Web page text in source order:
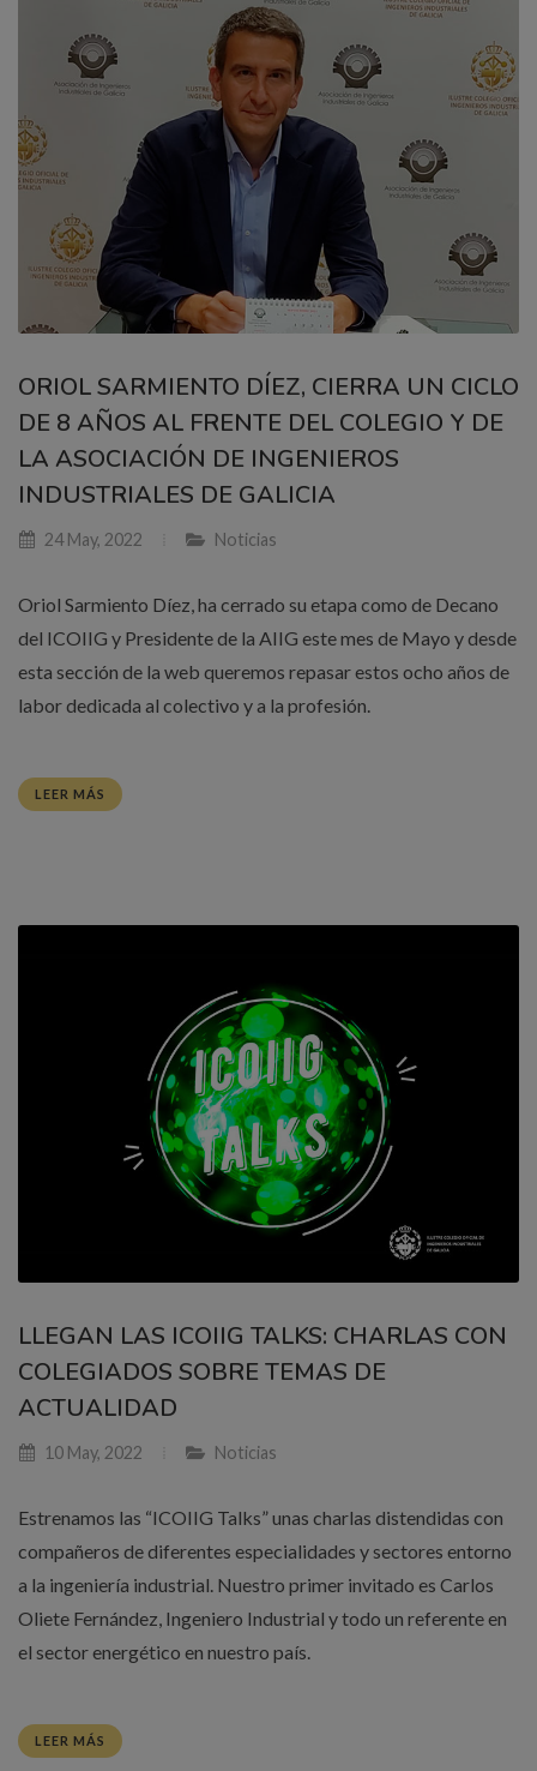
ORIOL SARMIENTO DÍEZ, CIERRA UN CICLO
DE 8 AÑOS AL FRENTE DEL COLEGIO Y DE
LA ASOCIACIÓN DE INGENIEROS
INDUSTRIALES DE GALICIA
24 May, 2022 Noticias
Oriol Sarmiento Díez, ha cerrado su etapa como de Decano
del ICOIIG y Presidente de la AIIG este mes de Mayo y desde
esta sección de la web queremos repasar estos ocho años de
labor dedicada al colectivo y a la profesión.
LEER MÁS
LLEGAN LAS ICOIIG TALKS: CHARLAS CON
COLEGIADOS SOBRE TEMAS DE
ACTUALIDAD
10 May, 2022 Noticias
Estrenamos las “ICOIIG Talks” unas charlas distendidas con
compañeros de diferentes especialidades y sectores entorno
a la ingeniería industrial. Nuestro primer invitado es Carlos
Oliete Fernández, Ingeniero Industrial y todo un referente en
el sector energético en nuestro país.
LEER MÁS